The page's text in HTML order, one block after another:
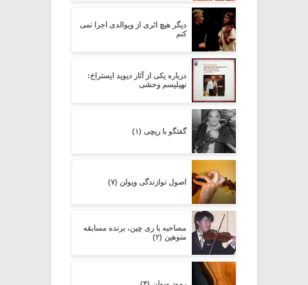
دیگر هیچ اثرى از ویوالدى اجرا نمى
کنم
درباره یکى از آثار دیوید ایستراخ:
نهیلیسم وحشى
گفتگو با ریچی (۱)
اصول نوازندگی ویولن (۷)
مصاحبه با ری چین، برنده مسابقه
منوهین (۲)